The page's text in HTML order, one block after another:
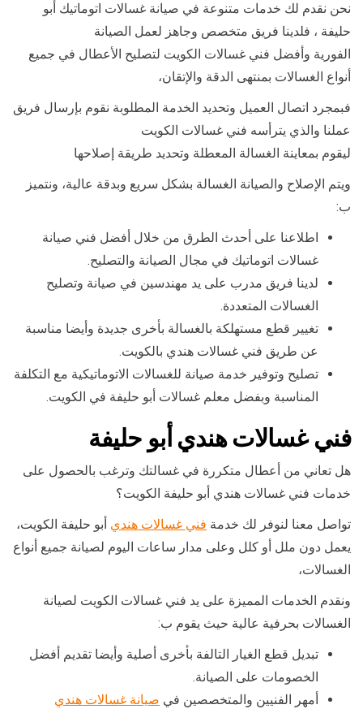
نحن نقدم لك خدمات متنوعة في صيانة غسالات اتوماتيك أبو
حليفة ، فلدينا فريق متخصص وجاهز لعمل الصيانة
الفورية وأفضل فني غسالات الكويت لتصليح الأعطال في جميع
أنواع الغسالات بمنتهى الدقة والإتقان،
فبمجرد اتصال العميل وتحديد الخدمة المطلوبة نقوم بإرسال فريق
عملنا والذي يترأسه فني غسالات الكويت
ليقوم بمعاينة الغسالة المعطلة وتحديد طريقة إصلاحها
ويتم الإصلاح والصيانة الغسالة بشكل سريع وبدقة عالية، ونتميز
ب:
اطلاعنا على أحدث الطرق من خلال أفضل فني صيانة
غسالات اتوماتيك في مجال الصيانة والتصليح.
لدينا فريق مدرب على يد مهندسين في صيانة وتصليح
الغسالات المتعددة.
تغيير قطع مستهلكة بالغسالة بأخرى جديدة وأيضا مناسبة
عن طريق فني غسالات هندي بالكويت.
تصليح وتوفير خدمة صيانة للغسالات الاتوماتيكية مع التكلفة
المناسبة وبفضل معلم غسالات أبو حليفة في الكويت.
فني غسالات هندي أبو حليفة
هل تعاني من أعطال متكررة في غسالتك وترغب بالحصول على
خدمات فني غسالات هندي أبو حليفة الكويت؟
تواصل معنا لنوفر لك خدمة فني غسالات هندي أبو حليفة الكويت،
يعمل دون ملل أو كلل وعلى مدار ساعات اليوم لصيانة جميع أنواع
الغسالات،
ونقدم الخدمات المميزة على يد فني غسالات الكويت لصيانة
الغسالات بحرفية عالية حيث يقوم ب:
تبديل قطع الغيار التالفة بأخرى أصلية وأيضا تقديم أفضل
الخصومات على الصيانة.
أمهر الفنيين والمتخصصين في صيانة غسالات هندي